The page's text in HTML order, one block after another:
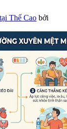
Thế Cao bởi